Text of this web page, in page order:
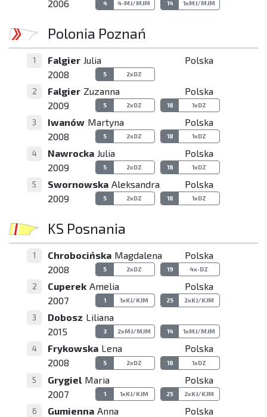
2006 4 4-MJ/MJM 14 1xMJ/MJM
Polonia Poznań
1 Falgier Julia
Polska
2008
5 2xDZ
2 Falgier Zuzanna
Polska
2009
5 2xDZ 18 1xDZ
3 Iwanów Martyna
Polska
2008
5 2xDZ 18 1xDZ
4 Nawrocka Julia
Polska
2009
5 2xDZ 18 1xDZ
5 Swornowska Aleksandra
Polska
2009
5 2xDZ 18 1xDZ
KS Posnania
1 Chrobocińska Magdalena
Polska
2008
5 2xDZ 19 4x-DZ
2 Cuperek Amelia
Polska
2007
1 1xKJ/KJM 25 2xKJ/KJM
3 Dobosz Liliana
2015
3 2xMJ/MJM 14 1xMJ/MJM
4 Frykowska Lena
Polska
2008
5 2xDZ 18 1xDZ
5 Grygiel Maria
Polska
2007
1 1xKJ/KJM 25 2xKJ/KJM
6 Gumienna Anna
Polska